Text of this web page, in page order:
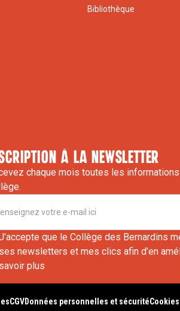
Bibliothèque
à la newsletter
chaque mois toutes les
que le Collège des Bernardins
ses newsletters et mes clics afin d'en
savoir plus
CGVDonnées personnelles et sécuritéCookies